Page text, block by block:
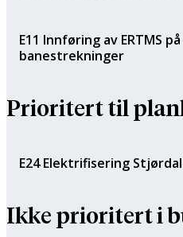
E11 Innføring av ERTMS
banestrekninger
Prioritert til
E24 Elektrifisering
Ikke prioritert i